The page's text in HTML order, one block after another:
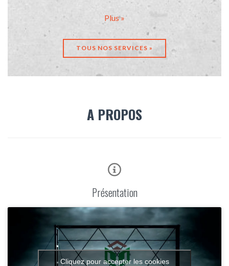
Plus »
TOUS NOS SERVICES »
A PROPOS

Présentation
Cliquez pour accepter les cookies